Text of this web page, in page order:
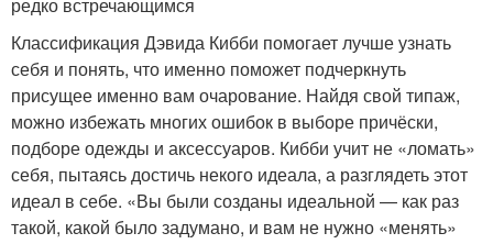
Классификация Дэвида Кибби помогает лучше узнать
себя и понять, что именно поможет подчеркнуть
присущее именно вам очарование. Найдя свой типаж,
можно избежать многих ошибок в выборе причёски,
подборе одежды и аксессуаров. Кибби учит не «ломать»
себя, пытаясь достичь некого идеала, а разглядеть этот
идеал в себе. «Вы были созданы идеальной — как раз
такой, какой было задумано, и вам не нужно «менять»